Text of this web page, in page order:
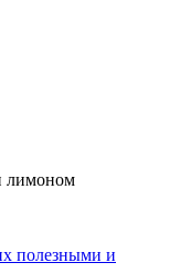
полезными и